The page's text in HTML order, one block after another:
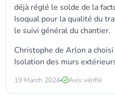
déjà réglé le solde de la
Isoqual pour la qualité du
le suivi général du chantier.
Christophe de Arlon a choisi
Isolation des murs
19 March 2024 Avis vérifié